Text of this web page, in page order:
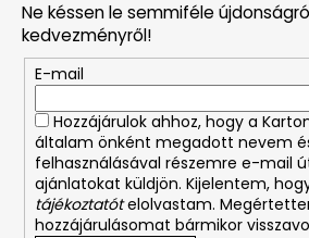
Ne késsen le semmiféle
kedvezményről!
E-mail
Hozzájárulok ahhoz, hogy a
általam önként megadott nevem
felhasználásával részemre e-mail
ajánlatokat küldjön. Kijelentem,
tájékoztatótelolvastam.
hozzájárulásomat bármikor